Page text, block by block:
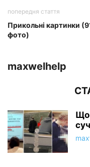
попередня стаття
Прикольні картинки
фото)
maxwelhelp
Що